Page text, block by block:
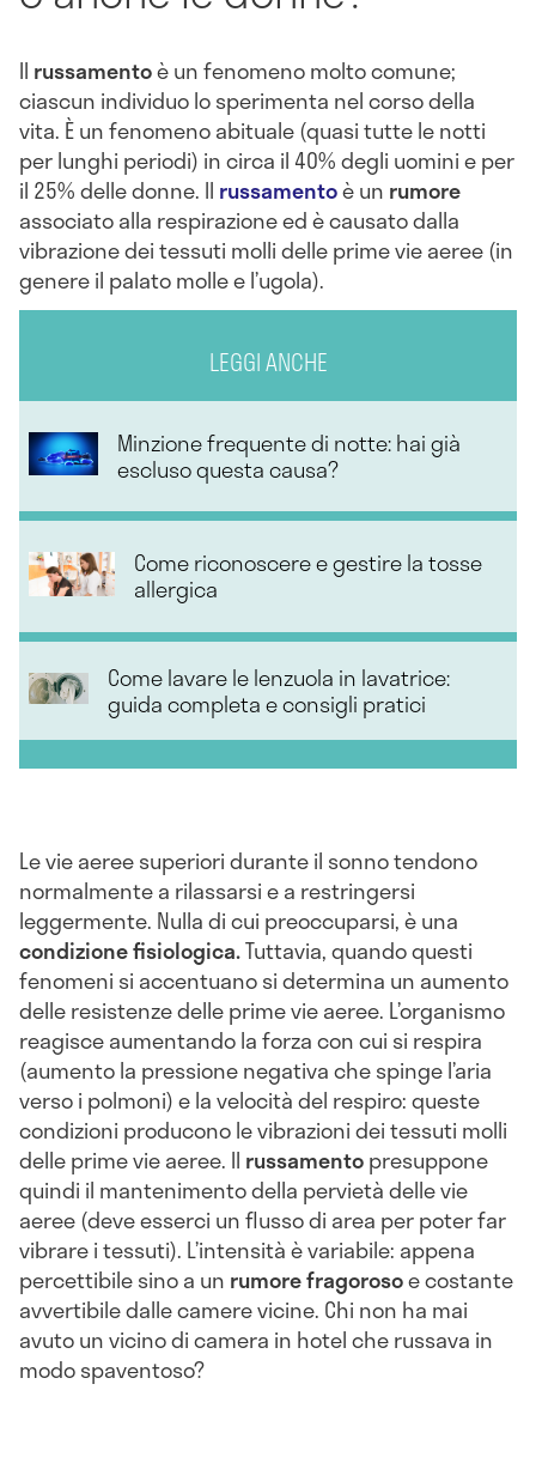
Il russamentoè un fenomeno molto comune;
ciascun individuo lo sperimenta nel corso della
vita. È un fenomeno abituale (quasi tutte le notti
per lunghi periodi) in circa il 40% degli uomini e per
il 25% delle donne. Il russamentoè un rumore
associato alla respirazione ed è causato dalla
vibrazione dei tessuti molli delle prime vie aeree (in
genere il palato molle e l’ugola).
LEGGI ANCHE
Minzione frequente di notte: hai già
escluso questa causa?
Come riconoscere e gestire la tosse
allergica
Come lavare le lenzuola in lavatrice:
guida completa e consigli pratici
Le vie aeree superiori durante il sonno tendono
normalmente a rilassarsi e a restringersi
leggermente. Nulla di cui preoccuparsi, è una
condizione fisiologica.Tuttavia, quando questi
fenomeni si accentuano si determina un aumento
delle resistenze delle prime vie aeree. L’organismo
reagisce aumentando la forza con cui si respira
(aumento la pressione negativa che spinge l’aria
verso i polmoni) e la velocità del respiro: queste
condizioni producono le vibrazioni dei tessuti molli
delle prime vie aeree. Il russamentopresuppone
quindi il mantenimento della pervietà delle vie
aeree (deve esserci un flusso di area per poter far
vibrare i tessuti). L’intensità è variabile: appena
percettibile sino a un rumore fragorosoe costante
avvertibile dalle camere vicine. Chi non ha mai
avuto un vicino di camera in hotel che russava in
modo spaventoso?